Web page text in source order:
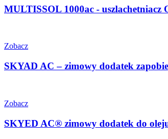
MULTISSOL 1000ac -
Zobacz
SKYAD AC – zimowy dodatek
Zobacz
SKYED AC® zimowy dodatek do